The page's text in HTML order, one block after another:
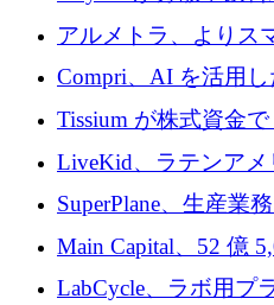
プラットフォームを
ーロを調達
アルメトラ、よりス
ためにシリーズ A で
Compri、AI を活用
320 万ユーロを確保
Tissium が株式資金
3,000 万ユーロを調達
LiveKid、ラテンア
Aldea を買収
SuperPlane、生産業
クフロー層に変える
Main Capital、52 億
でエンタープライズ
LabCycle、ラボ用プ